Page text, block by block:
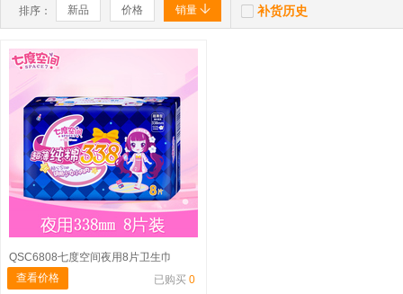
排序： 新品 价格 销量   补货历史
QSC6808七度空间夜用8片卫生巾
查看价格
已购买 0